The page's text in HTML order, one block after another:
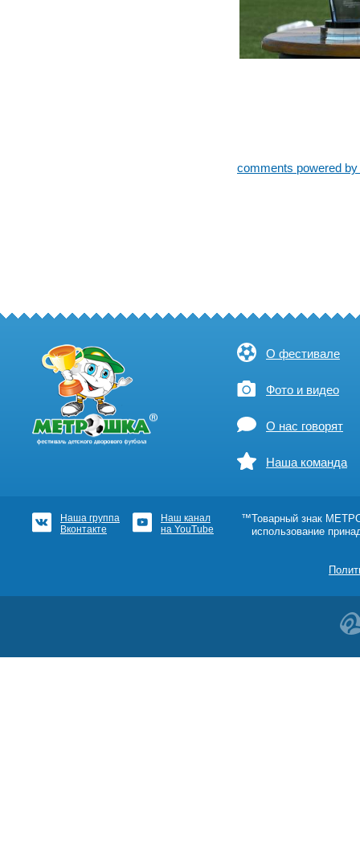
comments powered
О фестивале
Фото и видео
О нас говорят
Наша команда
Наша группа
Вконтакте
Наш канал
на YouTube
™Товарный знак
использование